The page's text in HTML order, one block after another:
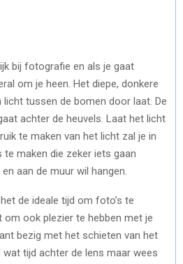
bij fotografie en als je gaat
om je heen. Het diepe, donkere
tussen de bomen door laat. De
achter de heuvels. Laat het licht
te maken van het licht zal je in
te maken die zeker iets gaan
aan de muur wil hangen.
de ideale tijd om foto’s te
om ook plezier te hebben met je
bezig met het schieten van het
tijd achter de lens maar wees